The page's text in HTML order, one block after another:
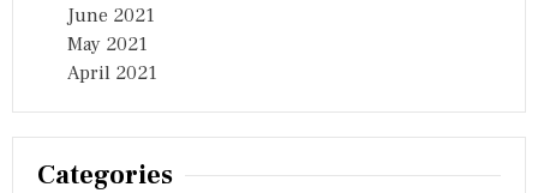
June 2021
May 2021
April 2021
Categories